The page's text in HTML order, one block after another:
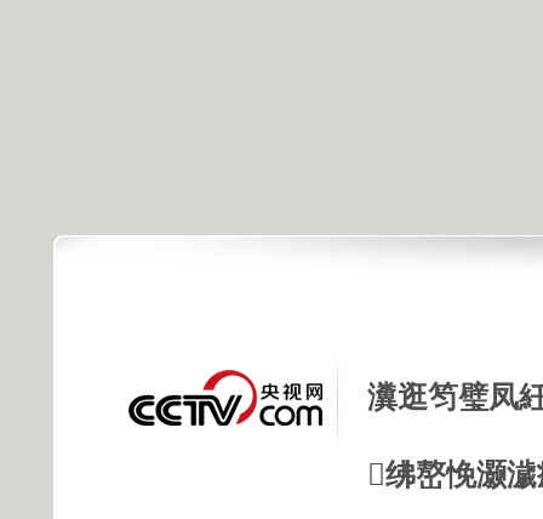
瀵逛笉璧凤
绋嶅悗灏